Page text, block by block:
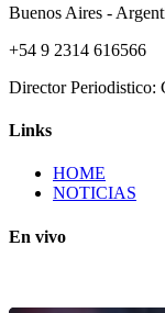
Buenos Aires -
+54 9 2314 616566
Director Periodistico:
Links
HOME
NOTICIAS
En vivo